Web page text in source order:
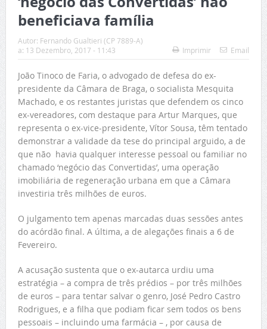
beneficiava família
Autor: Fernando Gualtieri (CP 7889-A)
a: 13 Dezembro, 2017 - 11:43 Imprimir Email
João Tinoco de Faria, o advogado de defesa do ex-
presidente da Câmara de Braga, o socialista Mesquita
Machado, e os restantes juristas que defendem os cinco
ex-vereadores, com destaque para Artur Marques, que
representa o ex-vice-presidente, Vítor Sousa, têm tentado
demonstrar a validade da tese do principal arguido, a de
que não havia qualquer interesse pessoal ou familiar no
chamado ‘negócio das Convertidas’, uma operação
imobiliária de regeneração urbana em que a Câmara
investiria três milhões de euros.
O julgamento tem apenas marcadas duas sessões antes
do acórdão final. A última, a de alegações finais a 6 de
Fevereiro.
A acusação sustenta que o ex-autarca urdiu uma
estratégia – a compra de três prédios – por três milhões
de euros – para tentar salvar o genro, José Pedro Castro
Rodrigues, e a filha que podiam ficar sem todos os bens
pessoais – incluindo uma farmácia – , por causa de